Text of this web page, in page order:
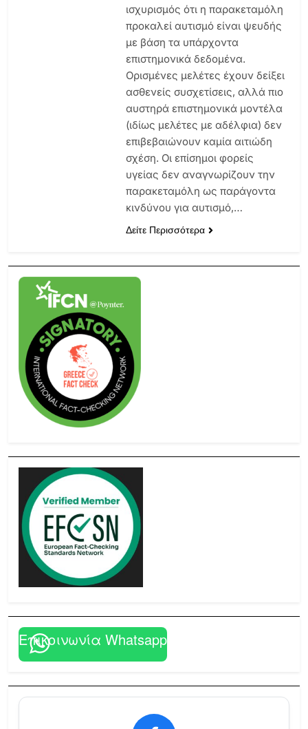
ισχυρισμός ότι η παρακεταμόλη
προκαλεί αυτισμό είναι ψευδής
με βάση τα υπάρχοντα
επιστημονικά δεδομένα.
Ορισμένες μελέτες έχουν δείξει
ασθενείς συσχετίσεις, αλλά πιο
αυστηρά επιστημονικά μοντέλα
(ιδίως μελέτες με αδέλφια) δεν
επιβεβαιώνουν καμία αιτιώδη
σχέση. Οι επίσημοι φορείς
υγείας δεν αναγνωρίζουν την
παρακεταμόλη ως παράγοντα
κινδύνου για αυτισμό,…
Δείτε Περισσότερα
Επικοινωνία Whatsapp